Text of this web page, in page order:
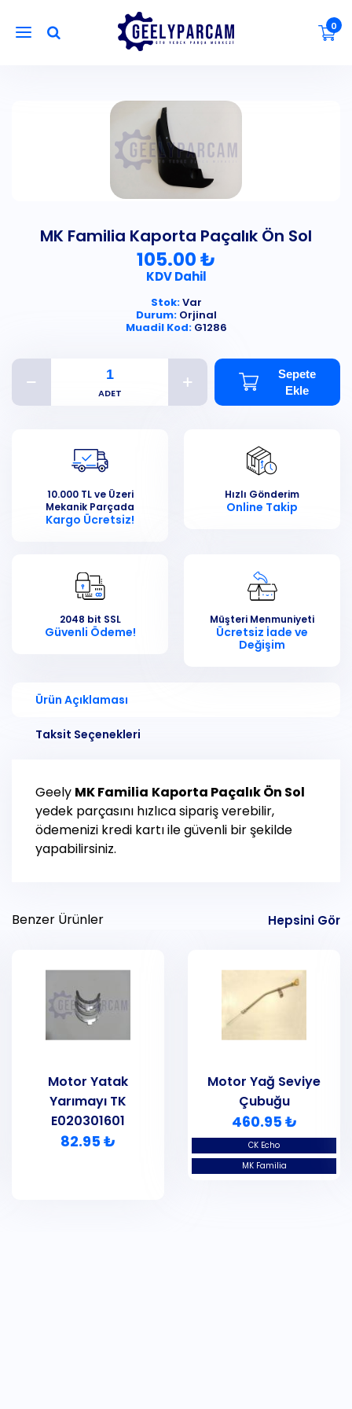
0
MK Familia Kaporta Paçalık Ön Sol
105.00 ₺
KDV Dahil
Stok:Var
Durum:Orjinal
Muadil Kod:G1286
Sepete
Ekle
10.000 TL ve Üzeri
Mekanik Parçada
Kargo Ücretsiz!
Hızlı Gönderim
Online Takip
2048 bit SSL
Güvenli Ödeme!
Müşteri Menmuniyeti
Ücretsiz İade ve
Değişim
Ürün Açıklaması
Taksit Seçenekleri
Geely MK Familia Kaporta Paçalık Ön Sol
yedek parçasını hızlıca sipariş verebilir,
ödemenizi kredi kartı ile güvenli bir şekilde
yapabilirsiniz.
Benzer Ürünler Hepsini Gör
Motor Yatak
Yarımayı TK
E020301601
82.95 ₺
CK Echo
MK Familia
Motor Yağ Seviye
Çubuğu
460.95 ₺